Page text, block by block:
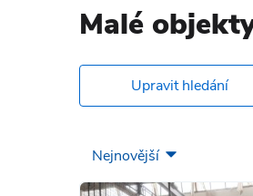
Malé
Upravit hledání